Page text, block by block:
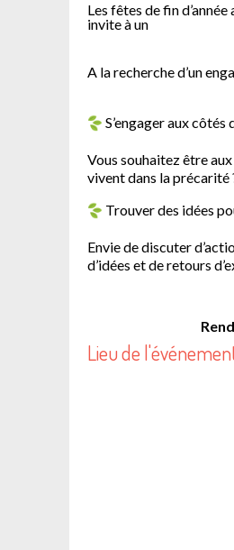
Les fêtes de fin
invite à un
A la recherche d’un
S’engager aux côtés
Vous souhaitez être
vivent dans la précarité
Trouver des idées
Envie de discuter
d’idées et de retours
Lieu de